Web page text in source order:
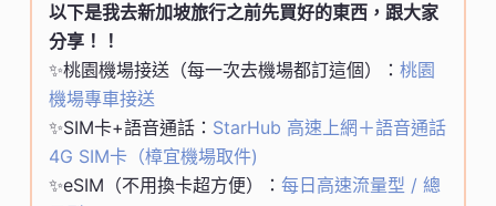
以下是我去新加坡旅行之前先買好的東西，跟大家
分享！！
✨桃園機場接送（每一次去機場都訂這個）： 桃園
機場專車接送
✨SIM卡+語音通話： StarHub 高速上網＋語音通話
4G SIM卡（樟宜機場取件)
✨eSIM（不用換卡超方便）： 每日高速流量型 / 總